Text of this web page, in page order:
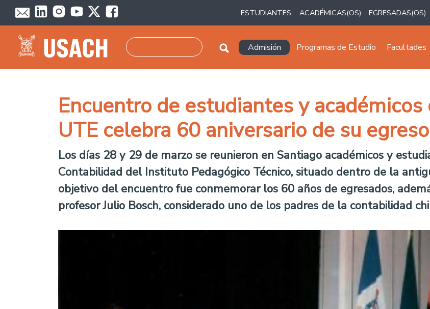
Pasar al contenido principal
ESTUDIANTES ACADÉMICAS(OS) EGRESADAS(OS)
Navegación principal
Admisión Programas de Estudio Facultades
Encuentro de estudiantes y
UTE celebra 60 aniversario de su egreso
Los días 28 y 29 de marzo se reunieron en Santiago académicos y
Contabilidad del Instituto Pedagógico Técnico, situado dentro de la
objetivo del encuentro fue conmemorar los 60 años de egresados,
profesor Julio Bosch, considerado uno de los padres de la contabilidad